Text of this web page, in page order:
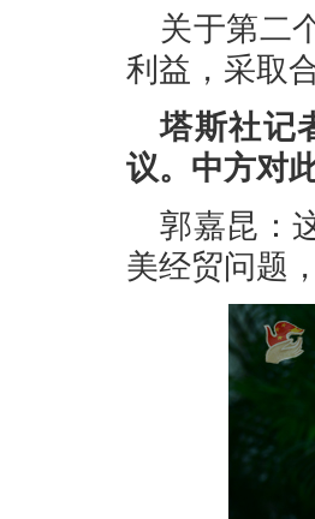
关于第二
利益，采取
塔斯社记
议。中方对
郭嘉昆：
美经贸问题